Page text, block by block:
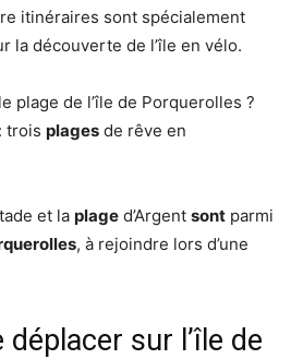
itinéraires sont spécialement
la découverte de l’île en vélo.
plage de l’île de Porquerolles ?
: trois plages de rêve en
et la plage d’Argent sont parmi
, à rejoindre lors d’une
sur l’île de